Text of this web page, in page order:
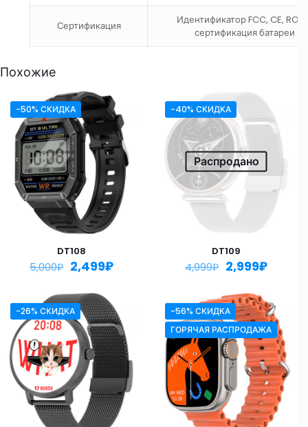
Сертификация
Идентификатор FCC, CE,
сертификация батареи
Похожие
-50% СКИДКА
DT108
5,000₽ 2,499₽
-40% СКИДКА
Распродано
DT109
4,999₽ 2,999₽
-26% СКИДКА
-56% СКИДКА
ГОРЯЧАЯ РАСПРОДАЖА